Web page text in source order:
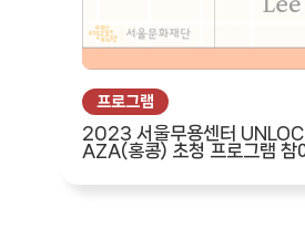
프로그램
2023 서울무용센터
AZA(홍콩) 초청 프로그램 참